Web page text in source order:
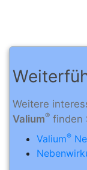
Weitere
Valium® finden
Valium®